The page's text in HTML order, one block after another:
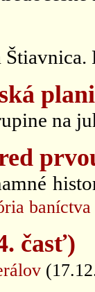
na
baníctva
časť)